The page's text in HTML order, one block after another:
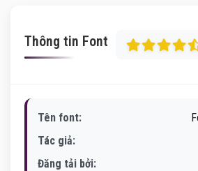
Thông tin Font
Tên font:
Tác giả:
Đăng tải bởi: